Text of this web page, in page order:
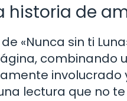
historia de
«Nunca sin ti
combinando
involucrado
lectura que no